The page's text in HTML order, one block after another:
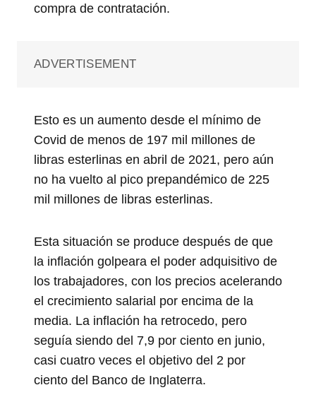
compra de contratación.
ADVERTISEMENT
Esto es un aumento desde el mínimo de
Covid de menos de 197 mil millones de
libras esterlinas en abril de 2021, pero aún
no ha vuelto al pico prepandémico de 225
mil millones de libras esterlinas.
Esta situación se produce después de que
la inflación golpeara el poder adquisitivo de
los trabajadores, con los precios acelerando
el crecimiento salarial por encima de la
media. La inflación ha retrocedo, pero
seguía siendo del 7,9 por ciento en junio,
casi cuatro veces el objetivo del 2 por
ciento del Banco de Inglaterra.